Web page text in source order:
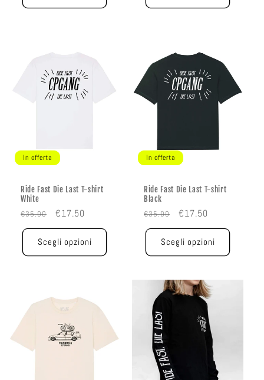
In offerta
Ride Fast Die Last T-shirt
White
Prezzo
di
listino
€35.00
Prezzo
scontato
€17.50
Scegli opzioni
In offerta
Ride Fast Die Last T-shirt
Black
Prezzo
di
listino
€35.00
Prezzo
scontato
€17.50
Scegli opzioni